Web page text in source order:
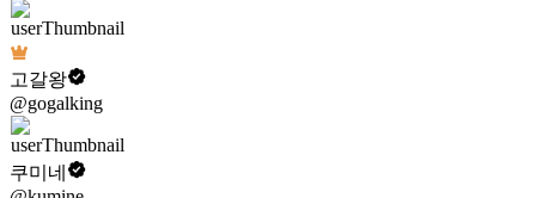
고갈왕
@gogalking
쿠미네